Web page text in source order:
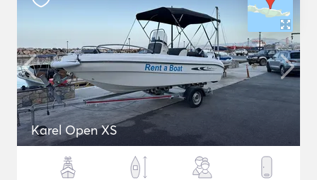
Karel Open XS